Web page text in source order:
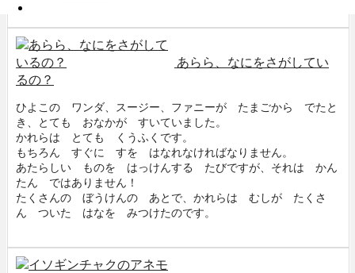
あらら、なにをさがしてい
るの？
ひよこの ワンダ、スージー、ファニーが たまごから でたと
き、とても おなかが すいていました。
かれらは とても くうふくです。
もちろん すぐに すを はなれなければなりません。
あたらしい ものを はっけんする たびですが、それは かん
たん ではありません！
たくさんの ぼうけんの あとで、かれらは むしが たくさ
ん ついた はなを みつけたのです。